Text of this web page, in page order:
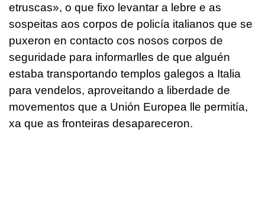
etruscas», o que fixo levantar a lebre e as
sospeitas aos corpos de policía italianos que se
puxeron en contacto cos nosos corpos de
seguridade para informarlles de que alguén
estaba transportando templos galegos a Italia
para vendelos, aproveitando a liberdade de
movementos que a Unión Europea lle permitía,
xa que as fronteiras desapareceron.